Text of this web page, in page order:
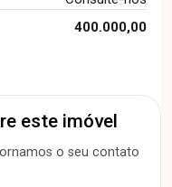
400.000,00
este imóvel
o seu contato